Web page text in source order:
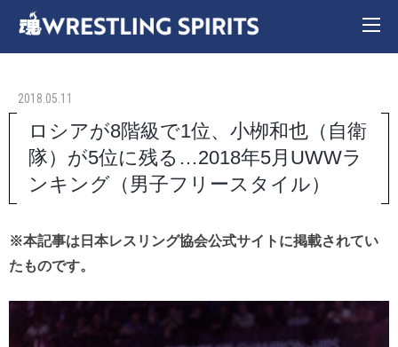
2018.05.11
ロシアが8階級で1位、小栁和也（自衛
隊）が5位に残る…2018年5月UWWラ
ンキング（男子フリースタイル）
※本記事は日本レスリング協会公式サイトに掲載されてい
たものです。